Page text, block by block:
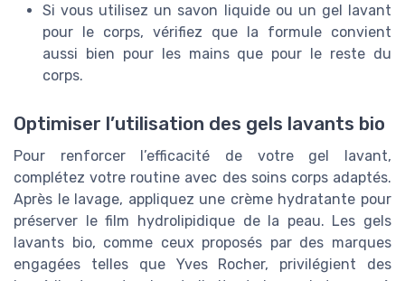
Si vous utilisez un savon liquide ou un gel lavant
pour le corps, vérifiez que la formule convient
aussi bien pour les mains que pour le reste du
corps.
Optimiser l’utilisation des gels lavants bio
Pour renforcer l’efficacité de votre gel lavant,
complétez votre routine avec des soins corps adaptés.
Après le lavage, appliquez une crème hydratante pour
préserver le film hydrolipidique de la peau. Les gels
lavants bio, comme ceux proposés par des marques
engagées telles que Yves Rocher, privilégient des